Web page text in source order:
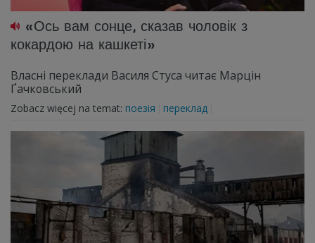
«Ось вам сонце, сказав чоловік з
кокардою на кашкеті»
Власні переклади Василя Стуса читає Марцін
Ґачковський
Zobacz więcej na temat: поезія переклад